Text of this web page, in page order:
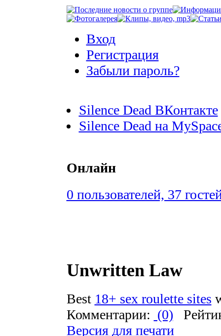
Вход
Регистрация
Забыли пароль?
Silence Dead ВКонтакте
Silence Dead на
Онлайн
0 пользователей, 37
Unwritten Law
Best 18+ sex roulette sites
Комментарии: (0)
Версия для печати